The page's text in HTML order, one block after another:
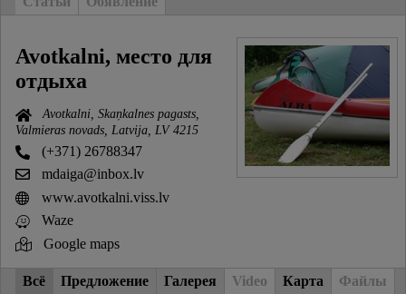
Avotkalni, место для
отдыха
Avotkalni, Skaņkalnes pagasts,
Valmieras novads, Latvija, LV 4215
(+371) 26788347
mdaiga@inbox.lv
www.avotkalni.viss.lv
Waze
Google maps
Всё Предложение Галерея Video Карта
Файлы